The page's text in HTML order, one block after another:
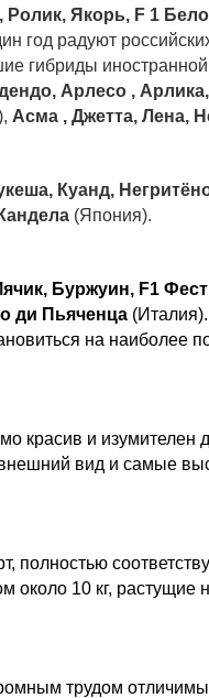
Ролик, Якорь, F 1
год радуют
гибриды
Арлесо ,
Асма , Джетта, Лена,
Куанд,
(Япония).
Буржуин, F1
ди Пьяченца (Италия).
на
красив и изумителен
вид и самые
полностью
около 10 кг,
трудом